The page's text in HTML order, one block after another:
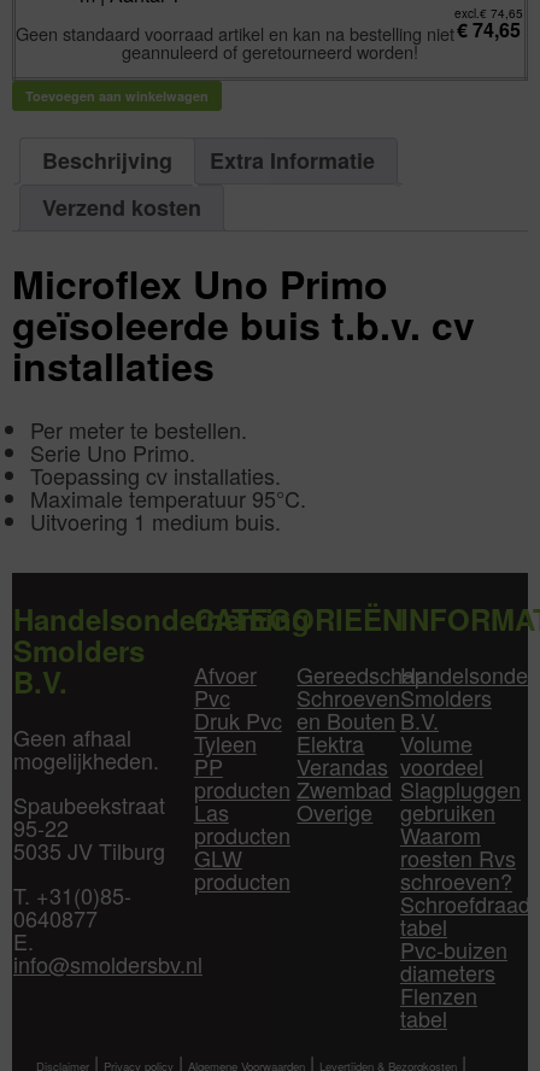
Aantal
1
bar
M16090C
8,2
mm
l
aantal
excl.€ 74,65
€74,65
Geen standaard voorraad artikel en kan na bestelling niet
geannuleerd of geretourneerd worden!
Toevoegen aan winkelwagen
Beschrijving
Extra Informatie
Verzend kosten
Microflex Uno Primo
geïsoleerde buis t.b.v. cv
installaties
Per meter te bestellen.
Serie Uno Primo.
Toepassing cv installaties.
Maximale temperatuur 95°C.
Uitvoering 1 medium buis.
Handelsonderneming
Smolders
B.V.
Geen afhaal
mogelijkheden.
Spaubeekstraat
95-22
5035 JV Tilburg
T. +31(0)85-
0640877
E.
info@smoldersbv.nl
CATEGORIEËN
Afvoer
Pvc
Druk Pvc
Tyleen
PP
producten
Las
producten
GLW
producten
Gereedschap
Schroeven
en Bouten
Elektra
Verandas
Zwembad
Overige
Smolders
B.V.
Volume
voordeel
Slagpluggen
gebruiken
Waarom
roesten Rvs
schroeven?
Schroefdraad
tabel
Pvc-buizen
diameters
Flenzen
tabel
Disclaimer | Privacy policy | Algemene Voorwaarden | Levertijden & Bezorgkosten |